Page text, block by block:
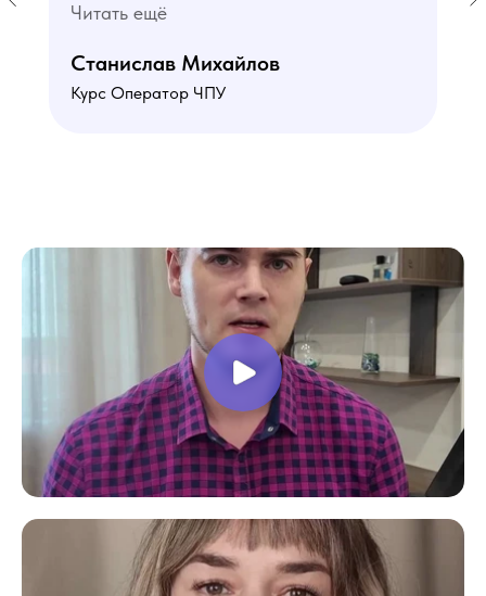
знаний. В курсе мне понравился блок
и программированию - это как раз то,
чего мне не хватало. Преподаватели
доволен, в работе всё пригодилось!
Читать ещё
Станислав Михайлов
Курс Оператор ЧПУ